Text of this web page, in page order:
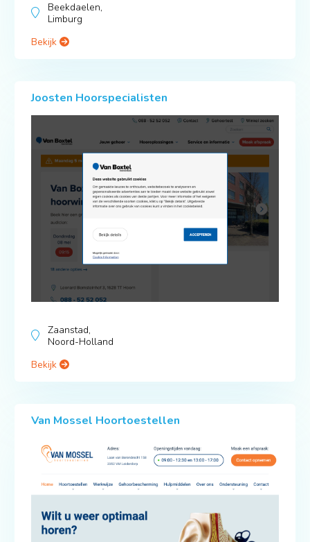
Beekdaelen,
Limburg
Bekijk
Joosten Hoorspecialisten
Zaanstad,
Noord-Holland
Bekijk
Van Mossel Hoortoestellen